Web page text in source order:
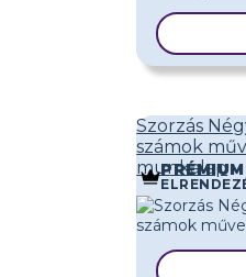
Szorzás
számok
munkalap
PRÉMIUM